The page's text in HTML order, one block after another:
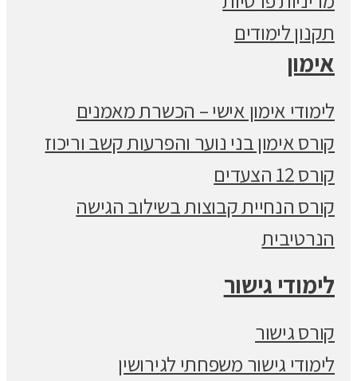
תקנון לימודים
אימון
לימודי אימון אישי – הכשרת מאמנים
קורס אימון בני נוער והפרעות קשב וריכוז
קורס 12 הצעדים
קורס הנחיית קבוצות בשילוב הגישה
הנרטיבית
לימודי גישור
קורס גישור
לימודי גישור משפחתי לגירושין